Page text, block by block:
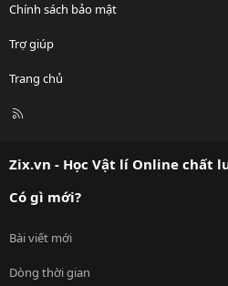
Chính sách bảo mật
Trợ giúp
Trang chủ
R
Zix.vn - Học Vật lí Online chất
Có gì mới?
Bài viết mới
Dòng thời gian